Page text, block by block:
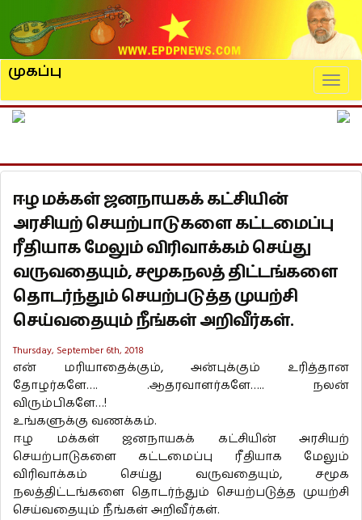
முகப்பு
ஈழ மக்கள் ஜனநாயகக் கட்சியின்
அரசியற் செயற்பாடுகளை கட்டமைப்பு
ரீதியாக மேலும் விரிவாக்கம் செய்து
வருவதையும், சமூகநலத் திட்டங்களை
தொடர்ந்தும் செயற்படுத்த முயற்சி
செய்வதையும் நீங்கள் அறிவீர்கள்.
Thursday, September 6th, 2018
என் மரியாதைக்கும், அன்புக்கும் உரித்தான
தோழர்களே…. .ஆதரவாளர்களே….. நலன்
விரும்பிகளே…!
உங்களுக்கு வணக்கம்.
ஈழ மக்கள் ஜனநாயகக் கட்சியின் அரசியற்
செயற்பாடுகளை கட்டமைப்பு ரீதியாக மேலும்
விரிவாக்கம் செய்து வருவதையும், சமூக
நலத்திட்டங்களை தொடர்ந்தும் செயற்படுத்த முயற்சி
செய்வதையும் நீங்கள் அறிவீர்கள்.